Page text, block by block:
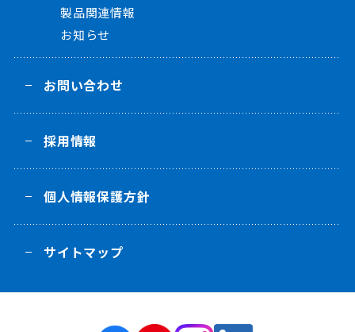
製品関連情報
お知らせ
お問い合わせ
採用情報
個人情報保護方針
サイトマップ